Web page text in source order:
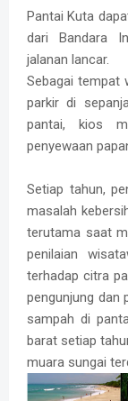
Pantai Kuta
dari Bandara
jalanan lancar.
Sebagai tempat
parkir di
pantai, kios
penyewaan
Setiap tahun,
masalah
terutama saat
penilaian
terhadap citra
pengunjung dan
sampah di
barat setiap
muara sungai